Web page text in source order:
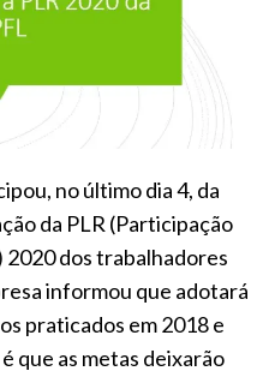
no último dia 4, da
da PLR (Participação
dos trabalhadores
informou que adotará
praticados em 2018 e
que as metas deixarão